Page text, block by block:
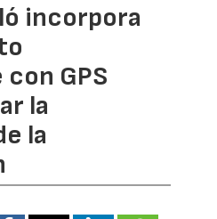
incorpora
GPS
la
la